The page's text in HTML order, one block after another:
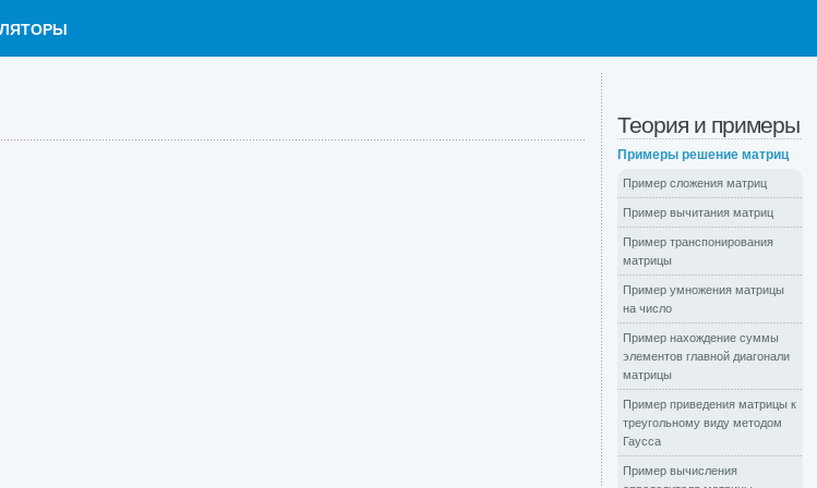
Теория и примеры
Примеры решение матриц
Пример сложения матриц
Пример вычитания матриц
Пример транспонирования
матрицы
Пример умножения матрицы
на число
Пример нахождение суммы
элементов главной диагонали
матрицы
Пример приведения матрицы к
треугольному виду методом
Гаусса
Пример вычисления